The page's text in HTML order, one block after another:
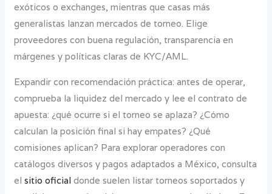
exóticos o exchanges, mientras que casas más
generalistas lanzan mercados de torneo. Elige
proveedores con buena regulación, transparencia en
márgenes y políticas claras de KYC/AML.
Expandir con recomendación práctica: antes de operar,
comprueba la liquidez del mercado y lee el contrato de
apuesta: ¿qué ocurre si el torneo se aplaza? ¿Cómo
calculan la posición final si hay empates? ¿Qué
comisiones aplican? Para explorar operadores con
catálogos diversos y pagos adaptados a México, consulta
elsitio oficial donde suelen listar torneos soportados y